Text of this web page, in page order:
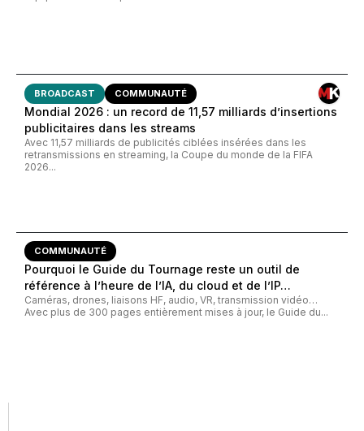
BROADCAST COMMUNAUTÉ
Mondial 2026 : un record de 11,57 milliards d’insertions
publicitaires dans les streams
Avec 11,57 milliards de publicités ciblées insérées dans les
retransmissions en streaming, la Coupe du monde de la FIFA
2026...
COMMUNAUTÉ
Pourquoi le Guide du Tournage reste un outil de
référence à l’heure de l’IA, du cloud et de l’IP…
Caméras, drones, liaisons HF, audio, VR, transmission vidéo…
Avec plus de 300 pages entièrement mises à jour, le Guide du...